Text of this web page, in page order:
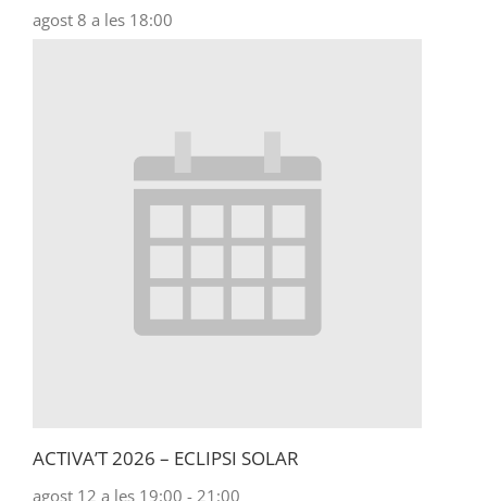
agost 8 a les 18:00
ACTIVA’T 2026 – ECLIPSI SOLAR
agost 12 a les 19:00 - 21:00